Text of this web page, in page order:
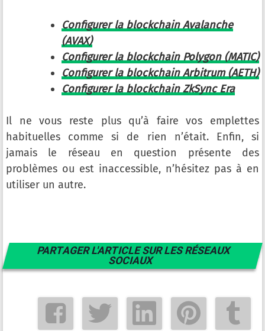
Configurer la blockchain Avalanche
(AVAX)
Configurer la blockchain Polygon (MATIC)
Configurer la blockchain Arbitrum (AETH)
Configurer la blockchain ZkSync Era
Il ne vous reste plus qu’à faire vos emplettes
habituelles comme si de rien n’était. Enfin, si
jamais le réseau en question présente des
problèmes ou est inaccessible, n’hésitez pas à en
utiliser un autre.
PARTAGER L'ARTICLE SUR LES RÉSEAUX
SOCIAUX